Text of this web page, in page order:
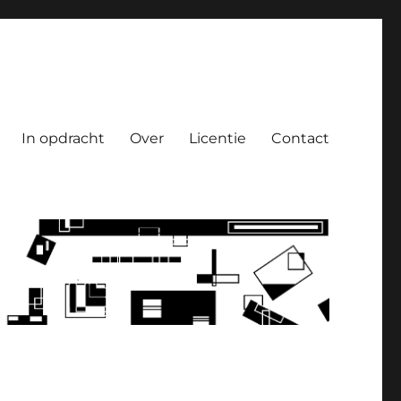
In opdracht Over Licentie Contact